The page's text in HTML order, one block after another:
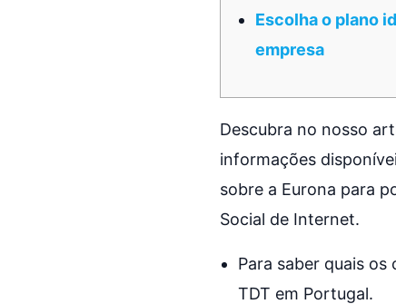
Escolha o plano
empresa
Descubra no nosso
informações
sobre a Eurona para
Social de Internet.
Para saber quais
TDT em Portugal.